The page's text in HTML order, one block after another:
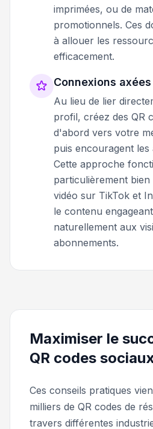
imprimées, ou de
promotionnels. Ces
à allouer les
efficacement.
Connexions
Au lieu de lier
profil, créez des QR
d'abord vers votre
puis encouragent les
Cette approche
particulièrement
vidéo sur TikTok et
le contenu
naturellement aux
abonnements.
Maximiser le
QR codes
Ces conseils pratiques
milliers de QR codes de
travers différentes